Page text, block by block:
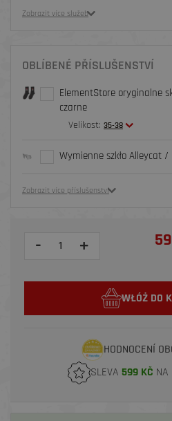
Zobrazit více služeb
OBLÍBENÉ PŘÍSLUŠENSTVÍ
ElementStore oryginalne
czarne
Velikost: 35-38
Wymienne szkło Alleycat /
Zobrazit více příslušenství
- +
WŁÓŻ DO
HODNOCENÍ
SLEVA 599 KČ NA